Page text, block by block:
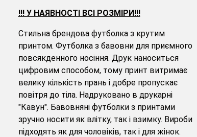
!!! У НАЯВНОСТІ ВСІ РОЗМІРИ!!!
Стильна брендова футболка з крутим
принтом. Футболка з бавовни для приємного
повсякденного носіння. Друк наноситься
цифровим способом, тому принт витримає
велику кількість прань і добре пропускає
повітря до тіла. Надруковано в друкарні
"Кавун". Бавовняні футболки з принтами
зручно носити як влітку, так і взимку. Вироби
підходять як для чоловіків, так і для жінок.